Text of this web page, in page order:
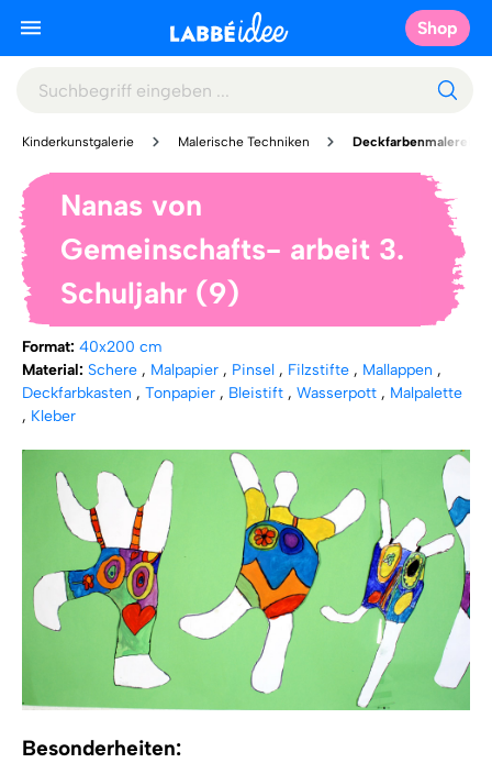
Shop
Kinderkunstgalerie Malerische Techniken Deckfarbenmalerei
Nanas von
Gemeinschafts- arbeit 3.
Schuljahr (9)
Format: 40x200 cm
Material: Schere , Malpapier , Pinsel , Filzstifte , Mallappen ,
Deckfarbkasten , Tonpapier , Bleistift , Wasserpott , Malpalette
, Kleber
Besonderheiten: